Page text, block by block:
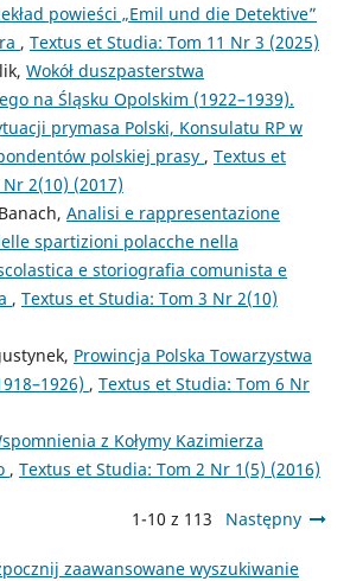
powieści „Emil und die De­tektive”
, Textus et Studia: Tom 11 Nr 3 (2025)
Wokół duszpasterstwa
na Śląsku Opolskim (1922–1939).
prymasa Polski, Konsulatu RP w
polskiej prasy , Textus et
2(10) (2017)
Analisi e rappresentazione
spartizioni polacche nella
e storiografia comunista e
, Textus et Studia: Tom 3 Nr 2(10)
Prowincja Polska Towarzystwa
, Textus et Studia: Tom 6 Nr
z Kołymy Kazimierza
, Textus et Studia: Tom 2 Nr 1(5) (2016)
1-10 z 113 Następny
zaawansowane wyszukiwanie